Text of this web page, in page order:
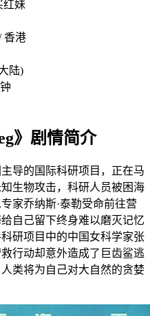
红妹
香港
陆)
》剧情简介
导的国际科研项目，正在马
生物攻击，科研人员被困海
家乔纳斯·泰勒受命前往营
自己留下终身难以磨灭记忆
研项目中的中国女科学家张
行动却意外造成了巨齿鲨逃
类将为自己对大自然的贪婪